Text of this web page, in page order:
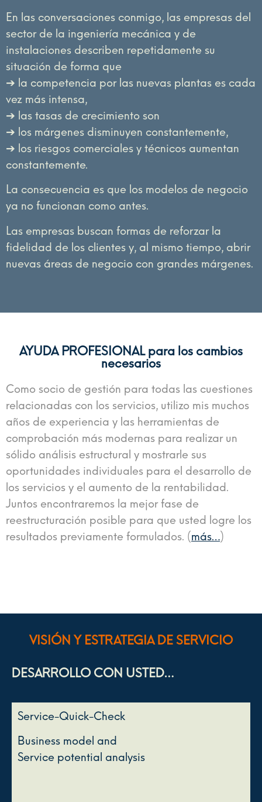
En las conversaciones conmigo, las empresas del
sector de la ingeniería mecánica y de
instalaciones describen repetidamente su
situación de forma que
➔ la competencia por las nuevas plantas es cada
vez más intensa,
➔ las tasas de crecimiento son
➔ los márgenes disminuyen constantemente,
➔ los riesgos comerciales y técnicos aumentan
constantemente.
La consecuencia es que los modelos de negocio
ya no funcionan como antes.
Las empresas buscan formas de reforzar la
fidelidad de los clientes y, al mismo tiempo, abrir
nuevas áreas de negocio con grandes márgenes.
AYUDA PROFESIONAL para los cambios
necesarios
Como socio de gestión para todas las cuestiones
relacionadas con los servicios, utilizo mis muchos
años de experiencia y las herramientas de
comprobación más modernas para realizar un
sólido análisis estructural y mostrarle sus
oportunidades individuales para el desarrollo de
los servicios y el aumento de la rentabilidad.
Juntos encontraremos la mejor fase de
reestructuración posible para que usted logre los
resultados previamente formulados. (más…)
VISIÓN Y ESTRATEGIA DE SERVICIO
DESARROLLO CON USTED…
Service-Quick-Check
Business model and
Service potential analysis